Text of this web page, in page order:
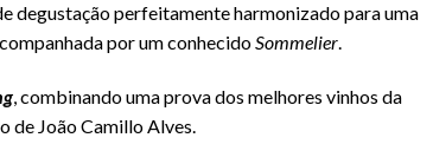
degustação perfeitamente harmonizado para uma
por um conhecidoSommelier.
, combinando uma prova dos melhores vinhos da
de João Camillo Alves.